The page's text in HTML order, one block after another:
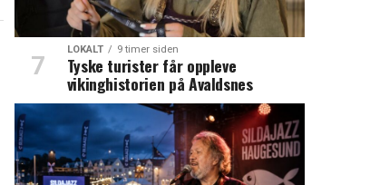
LOKALT 9 timer siden
Tyske turister får oppleve
vikinghistorien på Avaldsnes